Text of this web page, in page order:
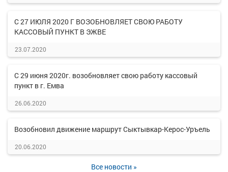
С 27 ИЮЛЯ 2020 Г ВОЗОБНОВЛЯЕТ СВОЮ РАБОТУ
КАССОВЫЙ ПУНКТ В ЭЖВЕ
23.07.2020
С 29 июня 2020г. возобновляет свою работу кассовый
пункт в г. Емва
26.06.2020
Возобновил движение маршрут Сыктывкар-Керос-Уръель
20.06.2020
Все новости »